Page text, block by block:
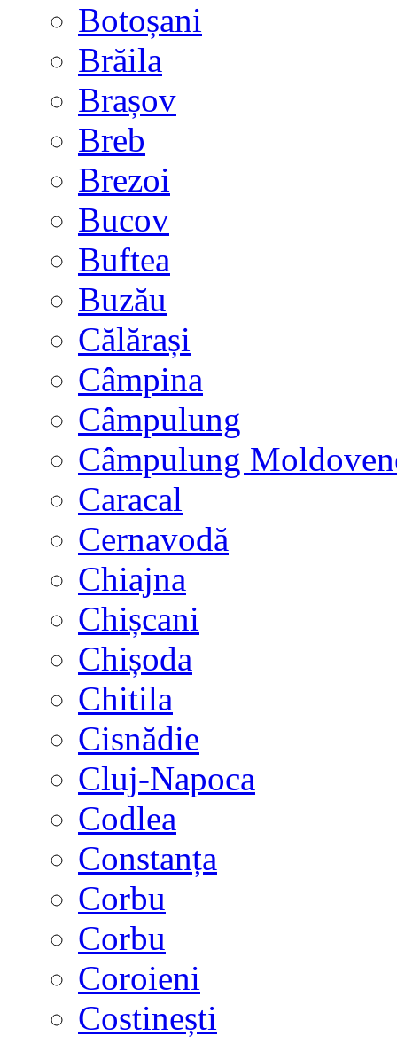
Botoșani
Brăila
Brașov
Breb
Brezoi
Bucov
Buftea
Buzău
Călărași
Câmpina
Câmpulung
Câmpulung
Caracal
Cernavodă
Chiajna
Chișcani
Chișoda
Chitila
Cisnădie
Cluj-Napoca
Codlea
Constanța
Corbu
Corbu
Coroieni
Costinești